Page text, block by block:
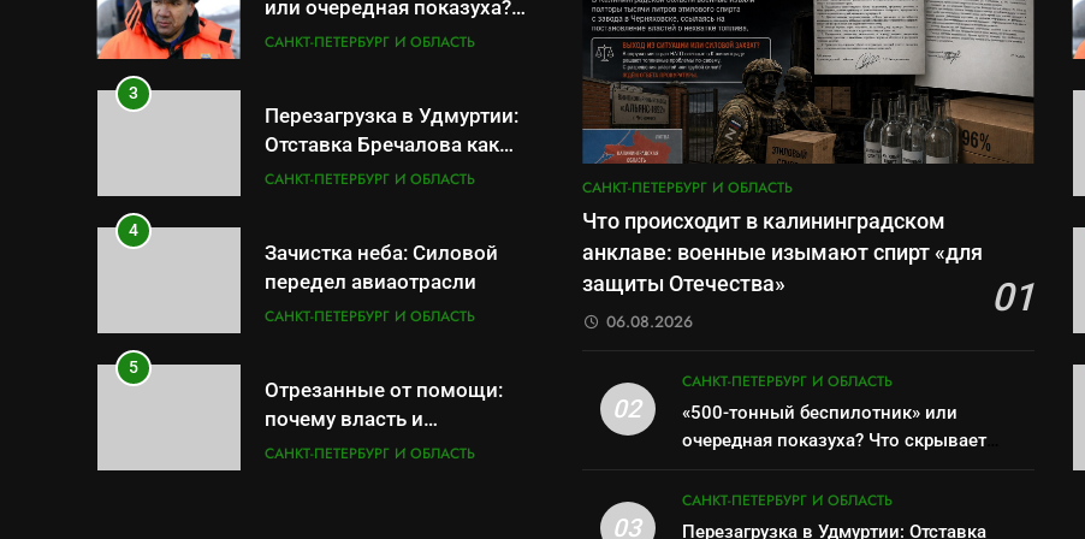
или очередная показуха?
Что скрывает российский
САНКТ-ПЕТЕРБУРГ И ОБЛАСТЬ
3
Перезагрузка в Удмуртии:
Отставка Бречалова как
результат управленческих
САНКТ-ПЕТЕРБУРГ И ОБЛАСТЬ
4
Зачистка неба: Силовой
передел авиаотрасли
САНКТ-ПЕТЕРБУРГ И ОБЛАСТЬ
5
Отрезанные от помощи:
почему власть и
маркетплейсы «умывают
САНКТ-ПЕТЕРБУРГ И ОБЛАСТЬ
САНКТ-ПЕТЕРБУРГ И ОБЛАСТЬ
Что происходит в калининградском
анклаве: военные изымают спирт «для
защиты Отечества»
01
06.08.2026
02
САНКТ-ПЕТЕРБУРГ И ОБЛАСТЬ
«500-тонный беспилотник» или
очередная показуха? Что скрывает
03
САНКТ-ПЕТЕРБУРГ И ОБЛАСТЬ
Перезагрузка в Удмуртии: Отставка